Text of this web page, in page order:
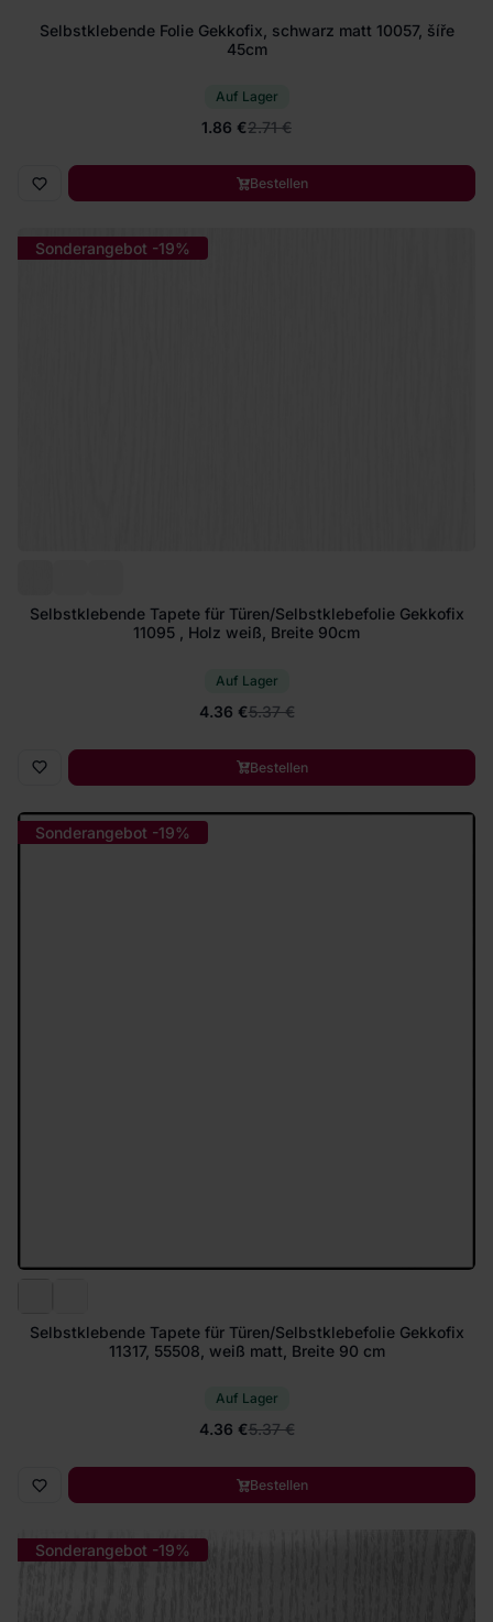
Selbstklebende Folie Gekkofix, schwarz matt 10057, šíře
45cm
Auf Lager
1.86 €2.71 €
Bestellen
Sonderangebot -19%
Selbstklebende Tapete für Türen/Selbstklebefolie Gekkofix
11095 , Holz weiß, Breite 90cm
Auf Lager
4.36 €5.37 €
Bestellen
Sonderangebot -19%
Selbstklebende Tapete für Türen/Selbstklebefolie Gekkofix
11317, 55508, weiß matt, Breite 90 cm
Auf Lager
4.36 €5.37 €
Bestellen
Sonderangebot -19%